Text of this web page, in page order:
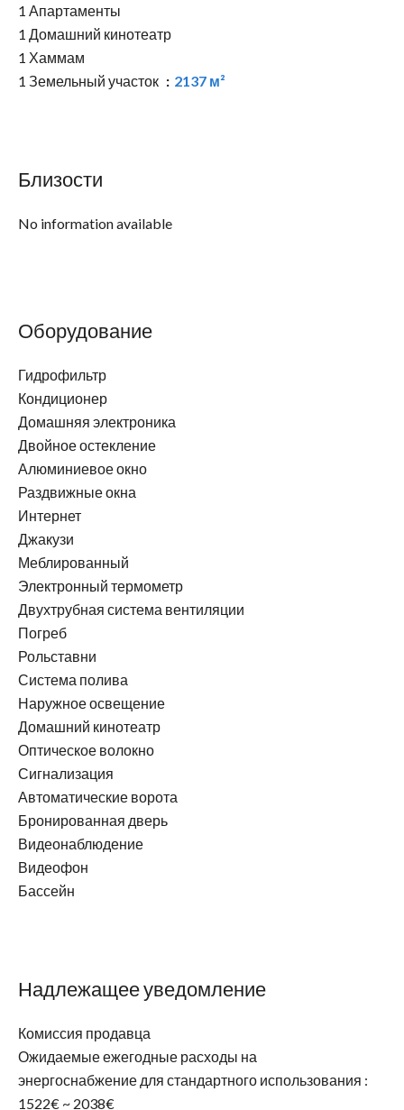
1 Апартаменты
1 Домашний кинотеатр
1 Хаммам
1 Земельный участок
2137 м²
Близости
No information available
Оборудование
Гидрофильтр
Кондиционер
Домашняя электроника
Двойное остекление
Алюминиевое окно
Раздвижные окна
Интернет
Джакузи
Меблированный
Электронный термометр
Двухтрубная система вентиляции
Погреб
Рольставни
Система полива
Наружное освещение
Домашний кинотеатр
Оптическое волокно
Сигнализация
Автоматические ворота
Бронированная дверь
Видеонаблюдение
Видеофон
Бассейн
Надлежащее уведомление
Комиссия продавца
Ожидаемые ежегодные расходы на
энергоснабжение для стандартного использования :
1522€ ~ 2038€